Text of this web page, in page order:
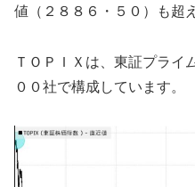
値（２８８６・５０）も超
ＴＯＰＩＸは、東証プライ
００社で構成しています。